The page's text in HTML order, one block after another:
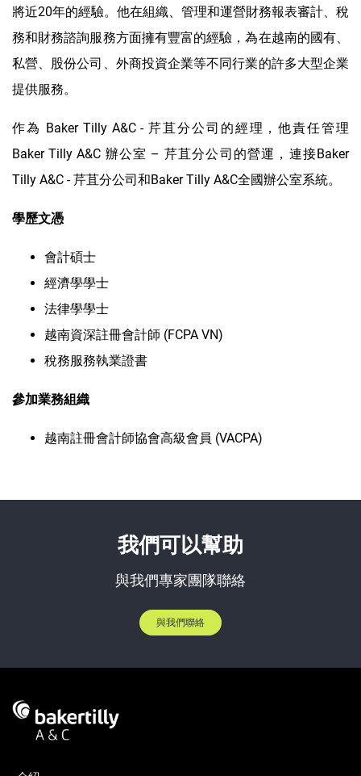
將近20年的經驗。他在組織、管理和運營財務報表審計、稅
務和財務諮詢服務方面擁有豐富的經驗，為在越南的國有、
私營、股份公司、外商投資企業等不同行業的許多大型企業
提供服務。
作為 Baker Tilly A&C - 芹苴分公司的經理，他責任管理
Baker Tilly A&C 辦公室 – 芹苴分公司的營運，連接Baker
Tilly A&C - 芹苴分公司和Baker Tilly A&C全國辦公室系統。
學歷文憑
會計碩士
經濟學學士
法律學學士
越南資深註冊會計師 (FCPA VN)
稅務服務執業證書
參加業務組織
越南註冊會計師協會高級會員 (VACPA)
我們可以幫助
與我們專家團隊聯絡
與我們聯絡